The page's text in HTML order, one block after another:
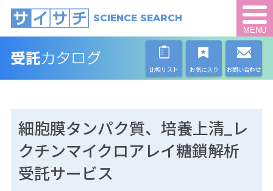
SCIENCE SEARCH
MENU
比較リスト お気に入り お問い合わせ
細胞膜タンパク質、培養上清_レ
クチンマイクロアレイ糖鎖解析
受託サービス